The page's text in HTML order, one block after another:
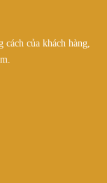
của khách hàng,